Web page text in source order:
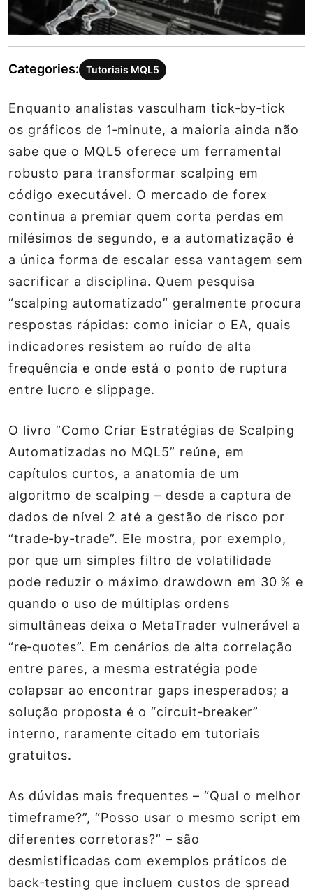
Categories: Tutoriais MQL5
Enquanto analistas vasculham tick‑by‑tick
os gráficos de 1‑minute, a maioria ainda não
sabe que o MQL5 oferece um ferramental
robusto para transformar scalping em
código executável. O mercado de forex
continua a premiar quem corta perdas em
milésimos de segundo, e a automatização é
a única forma de escalar essa vantagem sem
sacrificar a disciplina. Quem pesquisa
“scalping automatizado” geralmente procura
respostas rápidas: como iniciar o EA, quais
indicadores resistem ao ruído de alta
frequência e onde está o ponto de ruptura
entre lucro e slippage.
O livro “Como Criar Estratégias de Scalping
Automatizadas no MQL5” reúne, em
capítulos curtos, a anatomia de um
algoritmo de scalping – desde a captura de
dados de nível 2 até a gestão de risco por
“trade‑by‑trade”. Ele mostra, por exemplo,
por que um simples filtro de volatilidade
pode reduzir o máximo drawdown em 30 % e
quando o uso de múltiplas ordens
simultâneas deixa o MetaTrader vulnerável a
“re‑quotes”. Em cenários de alta correlação
entre pares, a mesma estratégia pode
colapsar ao encontrar gaps inesperados; a
solução proposta é o “circuit‑breaker”
interno, raramente citado em tutoriais
gratuitos.
As dúvidas mais frequentes – “Qual o melhor
timeframe?”, “Posso usar o mesmo script em
diferentes corretoras?” – são
desmistificadas com exemplos práticos de
back‑testing que incluem custos de spread